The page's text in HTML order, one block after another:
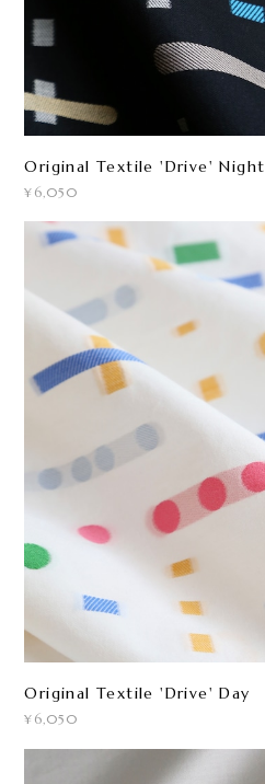
Original Textile 'Drive' Night
¥6,050
Original Textile 'Drive' Day
¥6,050